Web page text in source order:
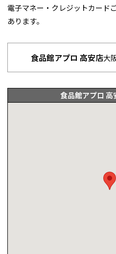
電子マネー・クレジットカード
あります。
食品館アプロ 高安店大
食品館アプロ 高